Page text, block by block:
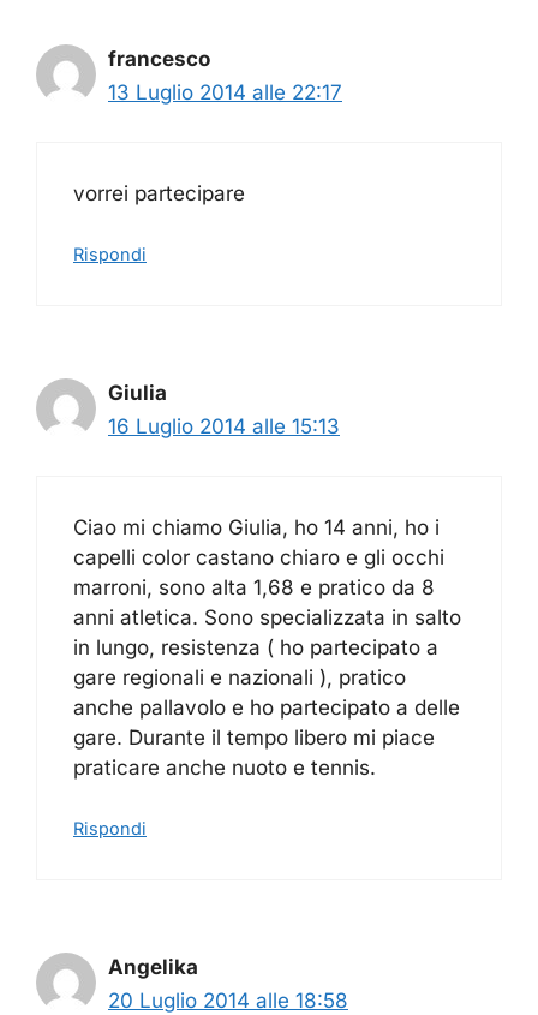
francesco
13 Luglio 2014 alle 22:17
vorrei partecipare
Rispondi
Giulia
16 Luglio 2014 alle 15:13
Ciao mi chiamo Giulia, ho 14 anni, ho i
capelli color castano chiaro e gli occhi
marroni, sono alta 1,68 e pratico da 8
anni atletica. Sono specializzata in salto
in lungo, resistenza ( ho partecipato a
gare regionali e nazionali ), pratico
anche pallavolo e ho partecipato a delle
gare. Durante il tempo libero mi piace
praticare anche nuoto e tennis.
Rispondi
Angelika
20 Luglio 2014 alle 18:58